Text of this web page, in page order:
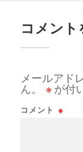
コメント
メールアド
ん。
※ が付
コメント ※